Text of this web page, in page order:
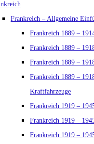
Frankreich – Allgemeine
Frankreich 1889 –
Frankreich 1889 –
Frankreich 1889 –
Frankreich 1889 –
Kraftfahrzeuge
Frankreich 1919 –
Frankreich 1919 –
Frankreich 1919 –